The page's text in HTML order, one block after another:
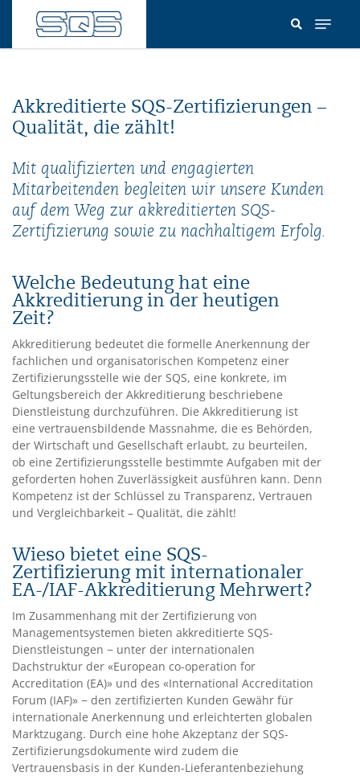
Inhalt
Akkreditierte SQS-Zertifizierungen –
Qualität, die zählt!
Mit qualifizierten und engagierten
Mitarbeitenden begleiten wir unsere Kunden
auf dem Weg zur akkreditierten SQS-
Zertifizierung sowie zu nachhaltigem Erfolg.
Welche Bedeutung hat eine
Akkreditierung in der heutigen
Zeit?
Akkreditierung bedeutet die formelle Anerkennung der
fachlichen und organisatorischen Kompetenz einer
Zertifizierungsstelle wie der SQS, eine konkrete, im
Geltungsbereich der Akkreditierung beschriebene
Dienstleistung durchzuführen. Die Akkreditierung ist
eine vertrauensbildende Massnahme, die es Behörden,
der Wirtschaft und Gesellschaft erlaubt, zu beurteilen,
ob eine Zertifizierungsstelle bestimmte Aufgaben mit der
geforderten hohen Zuverlässigkeit ausführen kann. Denn
Kompetenz ist der Schlüssel zu Transparenz, Vertrauen
und Vergleichbarkeit – Qualität, die zählt!
Wieso bietet eine SQS-
Zertifizierung mit internationaler
EA-/IAF-Akkreditierung Mehrwert?
Im Zusammenhang mit der Zertifizierung von
Managementsystemen bieten akkreditierte SQS-
Dienstleistungen − unter der internationalen
Dachstruktur der «European co-operation for
Accreditation (EA)» und des «International Accreditation
Forum (IAF)» − den zertifizierten Kunden Gewähr für
internationale Anerkennung und erleichterten globalen
Marktzugang. Durch eine hohe Akzeptanz der SQS-
Zertifizierungsdokumente wird zudem die
Vertrauensbasis in der Kunden-Lieferantenbeziehung